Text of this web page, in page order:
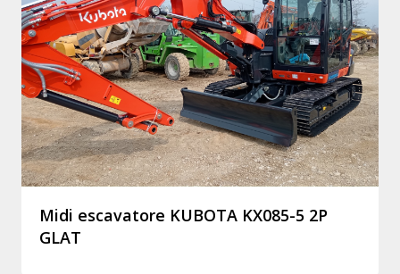
Midi escavatore KUBOTA KX085-5 2P
GLAT